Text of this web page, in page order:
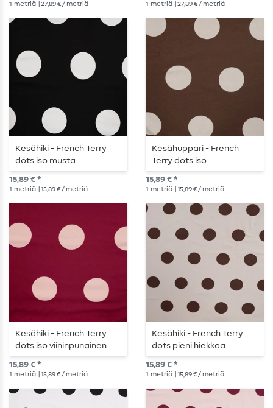
1 metriä | 27,89 € / metriä 1 metriä | 27,89 € / metriä
Kesähiki - French Terry
dots iso musta
15,89 € *
1 metriä | 15,89 € / metriä
Kesähuppari - French
Terry dots iso
tummanruskea
15,89 € *
1 metriä | 15,89 € / metriä
Kesähiki - French Terry
dots iso viininpunainen
viini punainen
15,89 € *
1 metriä | 15,89 € / metriä
Kesähiki - French Terry
dots pieni hiekkaa
15,89 € *
1 metriä | 15,89 € / metriä